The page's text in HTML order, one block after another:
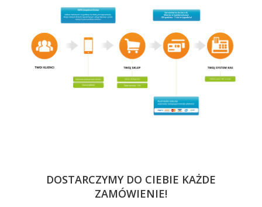
DOSTARCZYMY DO CIEBIE KAŻDE
ZAMÓWIENIE!